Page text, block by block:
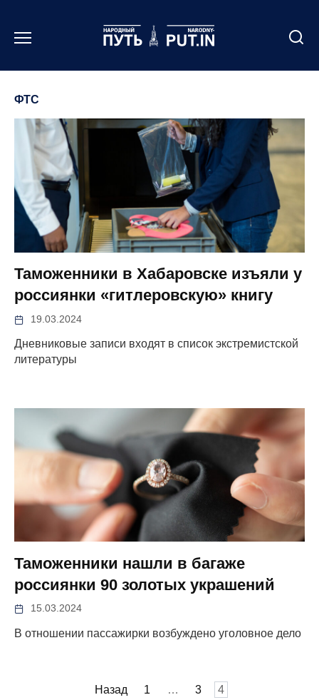
содержанию
ФТС
Таможенники в Хабаровске изъяли у
россиянки «‎‎гитлеровскую» книгу
19.03.2024
Дневниковые записи входят в список экстремистской
литературы
Таможенники нашли в багаже
россиянки 90 золотых украшений
15.03.2024
В отношении пассажирки возбуждено уголовное дело
Назад 1 … 3 4